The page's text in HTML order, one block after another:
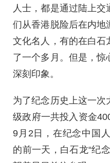
人士，都是通过陆上
们从香港脱险后在内地
文化名人，有的在白石
了一个多月。但是，惊
深刻印象。
为了纪念历史上这一次
级政府一共投入资金
9月2日，在纪念中国
的前一天，白石龙“纪